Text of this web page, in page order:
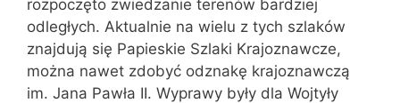
rozpoczęto zwiedzanie terenów bardziej
odległych. Aktualnie na wielu z tych szlaków
znajdują się Papieskie Szlaki Krajoznawcze,
można nawet zdobyć odznakę krajoznawczą
im. Jana Pawła II. Wyprawy były dla Wojtyły